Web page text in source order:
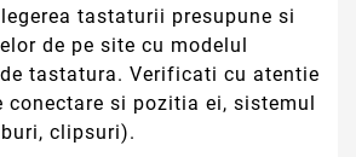
tastaturii presupune si
de pe site cu modelul
tastatura. Verificati cu atentie
si pozitia ei, sistemul
clipsuri).